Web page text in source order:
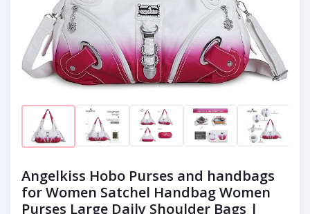
Angelkiss Hobo Purses and handbags
for Women Satchel Handbag Women
Purses Large Daily Shoulder Bags |